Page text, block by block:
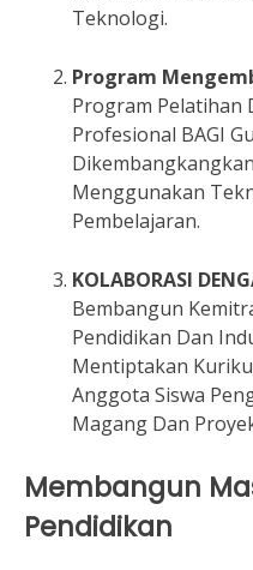
Teknologi.
Program
Program Pelatihan
Profesional BAGI
Menggunakan
Pembelajaran.
KOLABORASI
Bembangun
Pendidikan Dan
Mentiptakan
Anggota Siswa
Magang Dan
Membangun
Pendidikan